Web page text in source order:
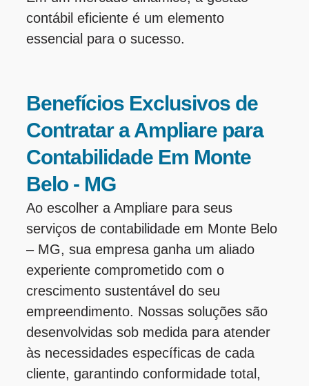
contábil eficiente é um elemento
essencial para o sucesso.
Benefícios Exclusivos de
Contratar a Ampliare para
Contabilidade Em Monte
Belo - MG
Ao escolher a Ampliare para seus
serviços de contabilidade em Monte Belo
– MG, sua empresa ganha um aliado
experiente comprometido com o
crescimento sustentável do seu
empreendimento. Nossas soluções são
desenvolvidas sob medida para atender
às necessidades específicas de cada
cliente, garantindo conformidade total,